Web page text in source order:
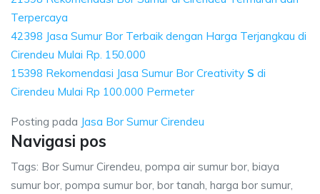
Terpercaya
42398 Jasa Sumur Bor Terbaik dengan Harga Terjangkau di
Cirendeu Mulai Rp. 150.000
15398 Rekomendasi Jasa Sumur Bor Creativity S di
Cirendeu Mulai Rp 100.000 Permeter
Posting pada Jasa Bor Sumur Cirendeu
Navigasi pos
Tags: Bor Sumur Cirendeu, pompa air sumur bor, biaya
sumur bor, pompa sumur bor, bor tanah, harga bor sumur,